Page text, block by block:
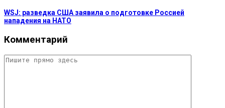
WSJ: разведка США заявила о подготовке Россией
нападения на НАТО
Комментарий